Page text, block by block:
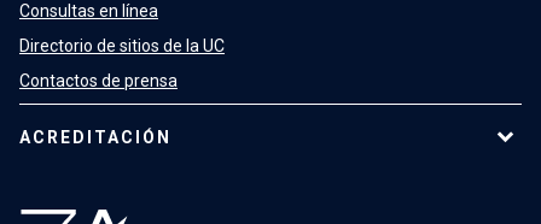
Consultas en línea
Directorio de sitios de la UC
Contactos de prensa
ACREDITACIÓN